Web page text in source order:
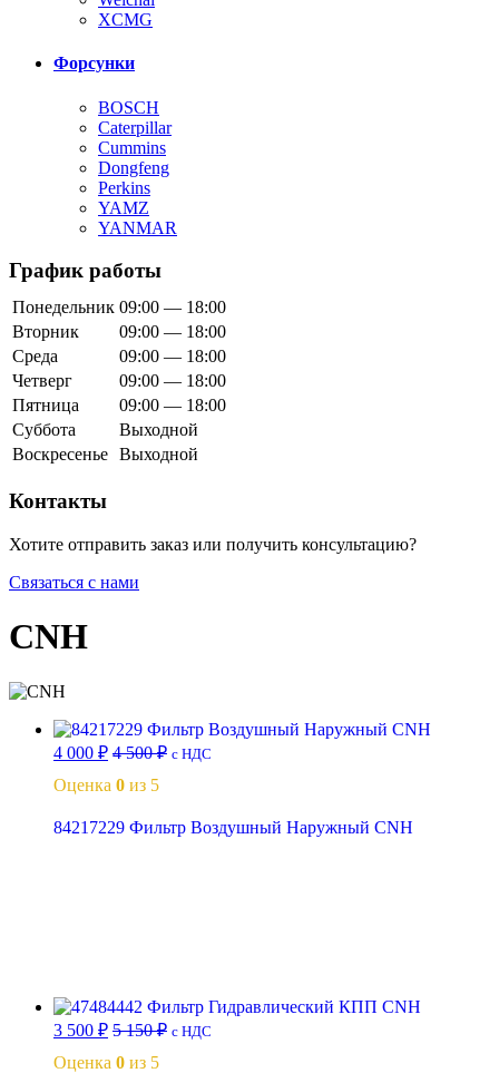
XCMG
Форсунки
BOSCH
Caterpillar
Cummins
Dongfeng
Perkins
YAMZ
YANMAR
График работы
Понедельник 09:00 — 18:00
Вторник
09:00 — 18:00
Среда
09:00 — 18:00
Четверг
09:00 — 18:00
Пятница
09:00 — 18:00
Суббота
Выходной
Воскресенье Выходной
Контакты
Хотите отправить заказ или получить консультацию?
Связаться с нами
CNH
4 000 ₽ 4 500₽ с НДС
Оценка 0 из 5
84217229 Фильтр Воздушный Наружный CNH
3 500 ₽ 5 150₽ с НДС
Оценка 0 из 5